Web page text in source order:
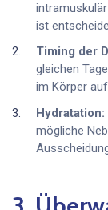
ist
Timing der
gleichen
im Körper
Hydratation:
mögliche